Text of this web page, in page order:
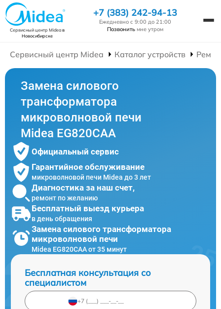
Сервисный центр Mideaв
Новосибирске
+7 (383) 242-94-13
Ежедневно с 9:00 до 21:00
Позвонить мне утром
Сервисный центр Midea Каталог устройств
Замена силового
трансформатора
микроволновой печи
Midea EG820CAA
Официальный сервис
Гарантийное обслуживание
микроволновой печи Midea до 3 лет
Диагностика за наш счет,
ремонт по желанию
Бесплатный выезд курьера
в день обращения
Замена силового трансформатора
микроволновой печи
Midea EG820CAA от 35 минут
Бесплатная консультация со
специалистом